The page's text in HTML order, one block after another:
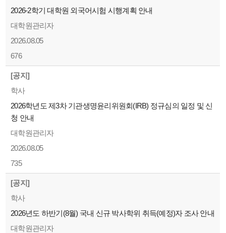
2026-2학기 대학원 외국어시험 시행계획 안내
대학원관리자
2026.08.05
676
[공지]
학사
2026학년도 제3차 기관생명윤리위원회(IRB) 정규심의 일정 및 신
청 안내
대학원관리자
2026.08.05
735
[공지]
학사
2026년도 하반기(8월) 국내 신규 박사학위 취득(예정)자 조사 안내
대학원관리자